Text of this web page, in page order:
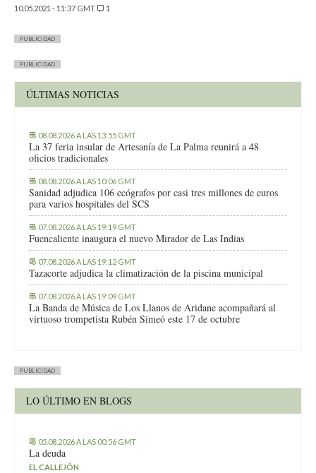
10.05.2021 - 11:37 GMT
1
PUBLICIDAD
PUBLICIDAD
ÚLTIMAS NOTICIAS
08.08.2026 A LAS 13:55 GMT
La 37 feria insular de Artesanía de La Palma reunirá a 48
oficios tradicionales
08.08.2026 A LAS 10:06 GMT
Sanidad adjudica 106 ecógrafos por casi tres millones de euros
para varios hospitales del SCS
07.08.2026 A LAS 19:19 GMT
Fuencaliente inaugura el nuevo Mirador de Las Indias
07.08.2026 A LAS 19:12 GMT
Tazacorte adjudica la climatización de la piscina municipal
07.08.2026 A LAS 19:09 GMT
La Banda de Música de Los Llanos de Aridane acompañará al
virtuoso trompetista Rubén Simeó este 17 de octubre
PUBLICIDAD
LO ÚLTIMO EN BLOGS
05.08.2026 A LAS 00:56 GMT
La deuda
EL CALLEJÓN